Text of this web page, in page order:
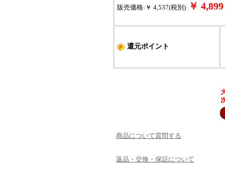
販売価格:￥ 4,537(税別) ￥
還元ポイント
商品について質問する
返品・交換・保証について